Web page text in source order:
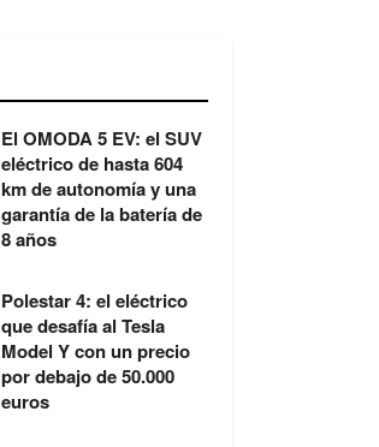
El OMODA 5 EV: el SUV
eléctrico de hasta 604
km de autonomía y una
garantía de la batería de
8 años
Polestar 4: el eléctrico
que desafía al Tesla
Model Y con un precio
por debajo de 50.000
euros